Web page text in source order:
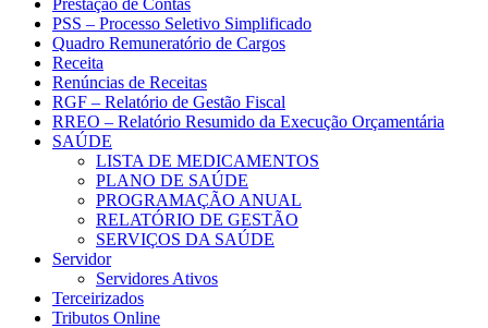
PSS – Processo Seletivo Simplificado
Quadro Remuneratório de Cargos
Receita
Renúncias de Receitas
RGF – Relatório de Gestão Fiscal
RREO – Relatório Resumido da Execução Orçamentária
SAÚDE
LISTA DE MEDICAMENTOS
PLANO DE SAÚDE
PROGRAMAÇÃO ANUAL
RELATÓRIO DE GESTÃO
SERVIÇOS DA SAÚDE
Servidor
Servidores Ativos
Terceirizados
Tributos Online